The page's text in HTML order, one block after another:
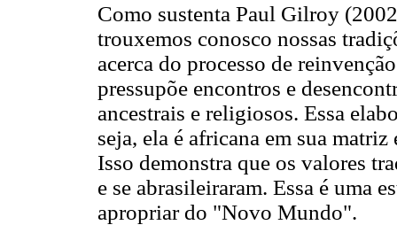
Como sustenta Paul Gilroy
trouxemos conosco nossas
acerca do processo de
pressupõe encontros e
ancestrais e religiosos. Essa
seja, ela é africana em sua
Isso demonstra que os valores
e se abrasileiraram. Essa é uma
apropriar do "Novo Mundo".